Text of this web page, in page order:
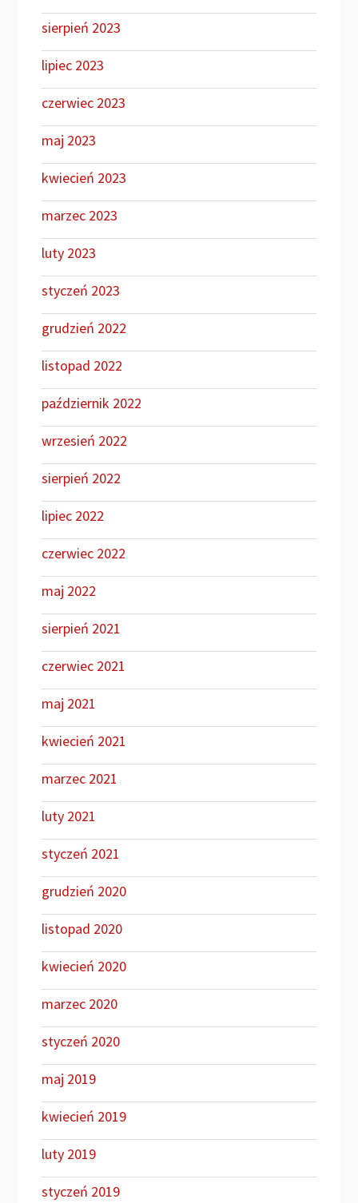
sierpień 2023
lipiec 2023
czerwiec 2023
maj 2023
kwiecień 2023
marzec 2023
luty 2023
styczeń 2023
grudzień 2022
listopad 2022
październik 2022
wrzesień 2022
sierpień 2022
lipiec 2022
czerwiec 2022
maj 2022
sierpień 2021
czerwiec 2021
maj 2021
kwiecień 2021
marzec 2021
luty 2021
styczeń 2021
grudzień 2020
listopad 2020
kwiecień 2020
marzec 2020
styczeń 2020
maj 2019
kwiecień 2019
luty 2019
styczeń 2019